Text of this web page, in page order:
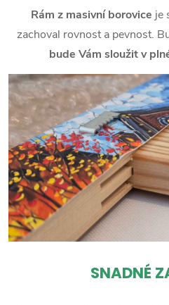
Rám z masivní borovice je
zachoval rovnost a pevnost.
bude Vám sloužit v
SNADNÉ